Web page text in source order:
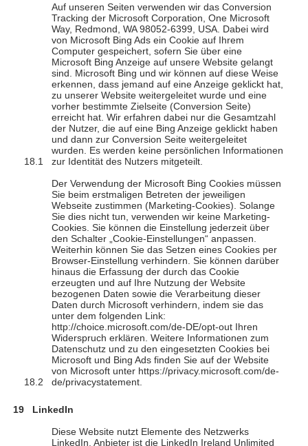
Auf unseren Seiten verwenden wir das Conversion
Tracking der Microsoft Corporation, One Microsoft
Way, Redmond, WA 98052-6399, USA. Dabei wird
von Microsoft Bing Ads ein Cookie auf Ihrem
Computer gespeichert, sofern Sie über eine
Microsoft Bing Anzeige auf unsere Website gelangt
sind. Microsoft Bing und wir können auf diese Weise
erkennen, dass jemand auf eine Anzeige geklickt hat,
zu unserer Website weitergeleitet wurde und eine
vorher bestimmte Zielseite (Conversion Seite)
erreicht hat. Wir erfahren dabei nur die Gesamtzahl
der Nutzer, die auf eine Bing Anzeige geklickt haben
und dann zur Conversion Seite weitergeleitet
wurden. Es werden keine persönlichen Informationen
zur Identität des Nutzers mitgeteilt.
Der Verwendung der Microsoft Bing Cookies müssen
Sie beim erstmaligen Betreten der jeweiligen
Webseite zustimmen (Marketing-Cookies). Solange
Sie dies nicht tun, verwenden wir keine Marketing-
Cookies. Sie können die Einstellung jederzeit über
den Schalter „Cookie-Einstellungen“ anpassen.
Weiterhin können Sie das Setzen eines Cookies per
Browser-Einstellung verhindern. Sie können darüber
hinaus die Erfassung der durch das Cookie
erzeugten und auf Ihre Nutzung der Website
bezogenen Daten sowie die Verarbeitung dieser
Daten durch Microsoft verhindern, indem sie das
unter dem folgenden Link:
http://choice.microsoft.com/de-DE/opt-out Ihren
Widerspruch erklären. Weitere Informationen zum
Datenschutz und zu den eingesetzten Cookies bei
Microsoft und Bing Ads finden Sie auf der Website
von Microsoft unter https://privacy.microsoft.com/de-
de/privacystatement.
LinkedIn
Diese Website nutzt Elemente des Netzwerks
LinkedIn. Anbieter ist die LinkedIn Ireland Unlimited